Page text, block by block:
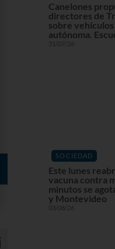
Canelones
directores de
sobre
autónoma.
31/07/26
SOCIEDAD
Este lunes
vacuna contra
minutos se
y Montevideo
03/08/26